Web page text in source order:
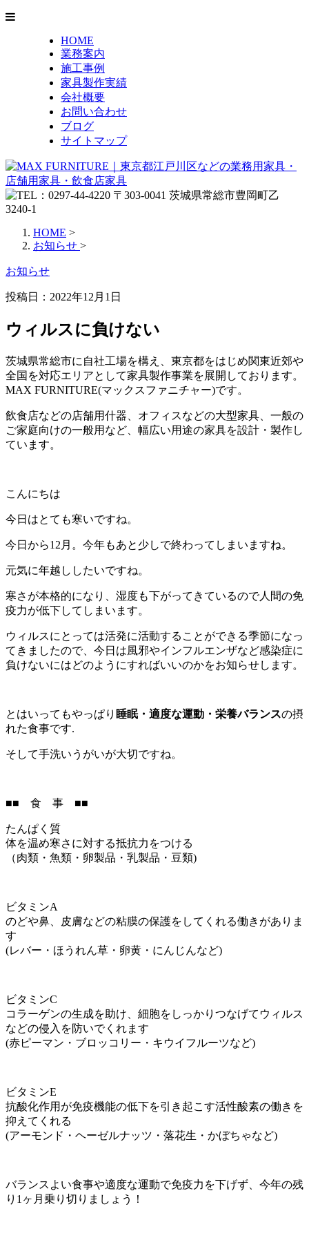
HOME
業務案内
施工事例
家具製作実績
会社概要
お問い合わせ
ブログ
サイトマップ
HOME >
お知らせ >
お知らせ
投稿日： 2022年12月1日
ウィルスに負けない
茨城県常総市に自社工場を構え、東京都をはじめ関東近郊や
全国を対応エリアとして家具製作事業を展開しております。
MAX FURNITURE(マックスファニチャー)です。
飲食店などの店舗用什器、オフィスなどの大型家具、一般の
ご家庭向けの一般用など、幅広い用途の家具を設計・製作し
ています。
こんにちは
今日はとても寒いですね。
今日から12月。今年もあと少しで終わってしまいますね。
元気に年越ししたいですね。
寒さが本格的になり、湿度も下がってきているので人間の免
疫力が低下してしまいます。
ウィルスにとっては活発に活動することができる季節になっ
てきましたので、今日は風邪やインフルエンザなど感染症に
負けないにはどのようにすればいいのかをお知らせします。
とはいってもやっぱり 睡眠・適度な運動・栄養バランスの摂
れた食事です.
そして手洗いうがいが大切ですね。
■■ 食 事 ■■
たんぱく質
体を温め寒さに対する抵抗力をつける
（肉類・魚類・卵製品・乳製品・豆類)
ビタミンA
のどや鼻、皮膚などの粘膜の保護をしてくれる働きがありま
す
(レバー・ほうれん草・卵黄・にんじんなど)
ビタミンC
コラーゲンの生成を助け、細胞をしっかりつなげてウィルス
などの侵入を防いでくれます
(赤ピーマン・ブロッコリー・キウイフルーツなど)
ビタミンE
抗酸化作用が免疫機能の低下を引き起こす活性酸素の働きを
抑えてくれる
(アーモンド・ヘーゼルナッツ・落花生・かぼちゃなど)
バランスよい食事や適度な運動で免疫力を下げず、今年の残
り1ヶ月乗り切りましょう！